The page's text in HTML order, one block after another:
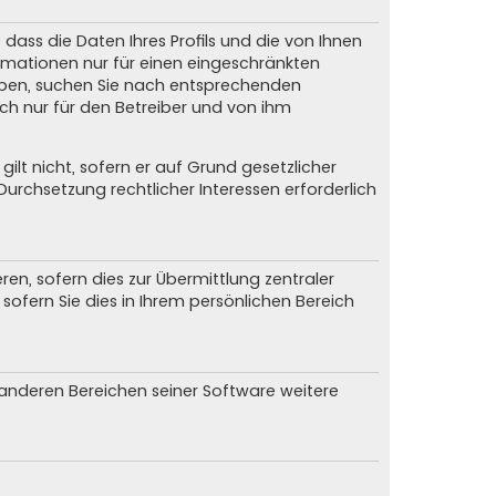
die Daten Ihres Profils und die von Ihnen
nur für einen eingeschränkten
suchen Sie nach entsprechenden
nur für den Betreiber und von ihm
nicht, sofern er auf Grund gesetzlicher
rechtlicher Interessen erforderlich
sofern dies zur Übermittlung zentraler
Sie dies in Ihrem persönlichen Bereich
Bereichen seiner Software weitere